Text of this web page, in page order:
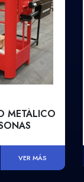
METÁLICO
VER MÁS